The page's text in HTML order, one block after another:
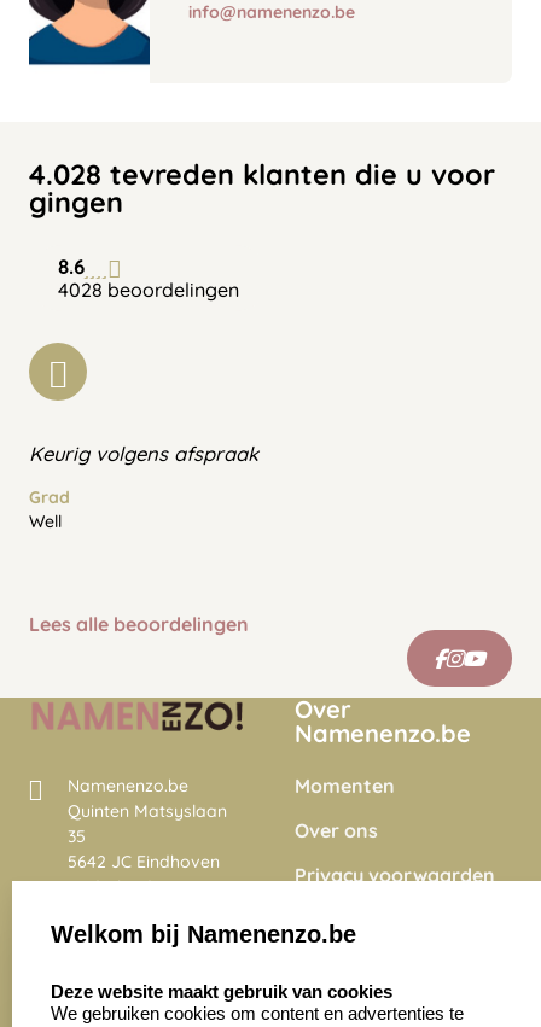
info@namenenzo.be
4.028 tevreden klanten die u voor
gingen
8.6
4028 beoordelingen
Keurig volgens afspraak
Grad
Well
Lees alle beoordelingen
Namenenzo.be
Quinten Matsyslaan
35
5642 JC Eindhoven
Nederland
4028 beoordelingen
Over
Namenenzo.be
Momenten
Over ons
Privacy voorwaarden
Onze vacatures
Welkom bij Namenenzo.be
Deze website maakt gebruik van cookies
We gebruiken cookies om content en advertenties te